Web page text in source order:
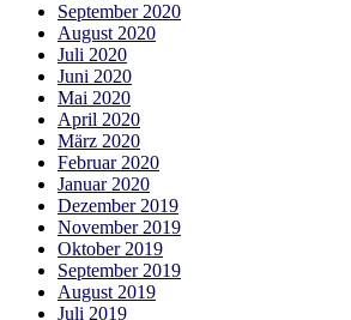
September 2020
August 2020
Juli 2020
Juni 2020
Mai 2020
April 2020
März 2020
Februar 2020
Januar 2020
Dezember 2019
November 2019
Oktober 2019
September 2019
August 2019
Juli 2019